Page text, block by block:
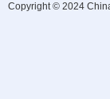
Copyright © 2024